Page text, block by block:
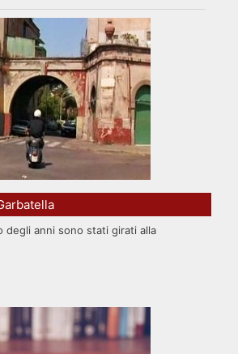
degli anni sono stati girati alla